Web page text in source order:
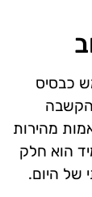
כבסיס
הקשבה
מהירות
הוא חלק
של היום.